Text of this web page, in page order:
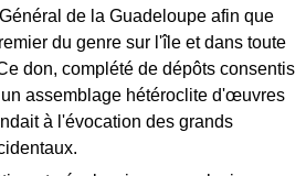
de la Guadeloupe afin que
du genre sur l'île et dans toute
don, complété de dépôts consentis
assemblage hétéroclite d'œuvres
à l'évocation des grands